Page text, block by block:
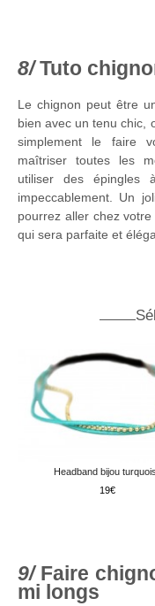
Tuto
Le chignon peut être
bien avec un tenu chic,
simplement le faire
maîtriser toutes les
utiliser des épingles
impeccablement. Un
pourrez aller chez
qui sera parfaite et
Headband bijou
19
Faire
mi longs